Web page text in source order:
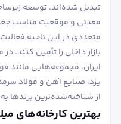
تبدیل شده‌اند. توسعه
معدنی و موقعیت مناسب
متعددی در این ناحیه
بازار داخلی را تأمین کنند.
ایران، مجموعه‌هایی مانند
یزد، صنایع آهن و فولاد
از شناخته‌شده‌ترین برندها
بهترین کارخانه‌های